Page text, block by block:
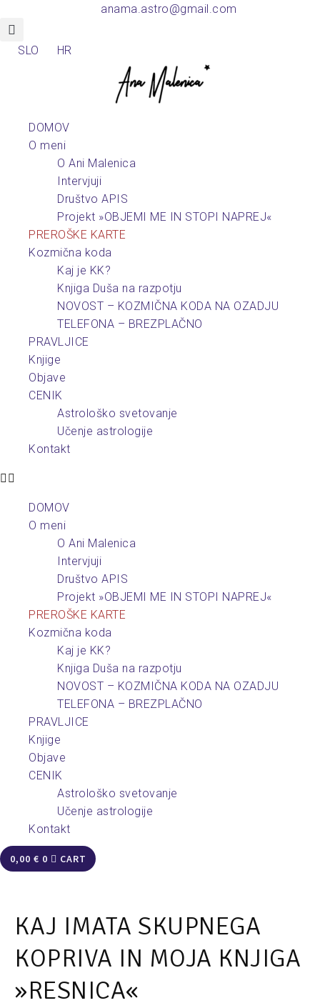
anama.astro@gmail.com
SLO HR
DOMOV
O meni
O Ani Malenica
Intervjuji
Društvo APIS
Projekt »OBJEMI ME IN STOPI NAPREJ«
PREROŠKE KARTE
Kozmična koda
Kaj je KK?
Knjiga Duša na razpotju
NOVOST – KOZMIČNA KODA NA OZADJU
TELEFONA – BREZPLAČNO
PRAVLJICE
Knjige
Objave
CENIK
Astrološko svetovanje
Učenje astrologije
Kontakt
DOMOV
O meni
O Ani Malenica
Intervjuji
Društvo APIS
Projekt »OBJEMI ME IN STOPI NAPREJ«
PREROŠKE KARTE
Kozmična koda
Kaj je KK?
Knjiga Duša na razpotju
NOVOST – KOZMIČNA KODA NA OZADJU
TELEFONA – BREZPLAČNO
PRAVLJICE
Knjige
Objave
CENIK
Astrološko svetovanje
Učenje astrologije
Kontakt
0,00 € 0 CART
KAJ IMATA SKUPNEGA
KOPRIVA IN MOJA KNJIGA
»RESNICA«